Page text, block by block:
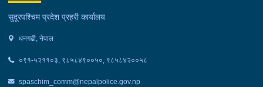
सुदूरपश्चिम प्रदेश प्रहरी कार्यालय
धनगढी, नेपाल
०९१-५२११०३, ९८५८४९००५०, ९८५८४२००५८
spaschim_comm@nepalpolice.gov.np